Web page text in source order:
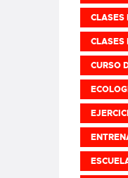
CLASES
CLASES
CURSO